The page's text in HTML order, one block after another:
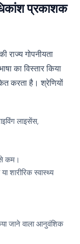
प्रकाशक
राज्य गोपनीयता
का विस्तार किया
करता है। श्रेणियों
लाइसेंस,
कम।
शारीरिक स्वास्थ्य
जाने वाला आनुवंशिक